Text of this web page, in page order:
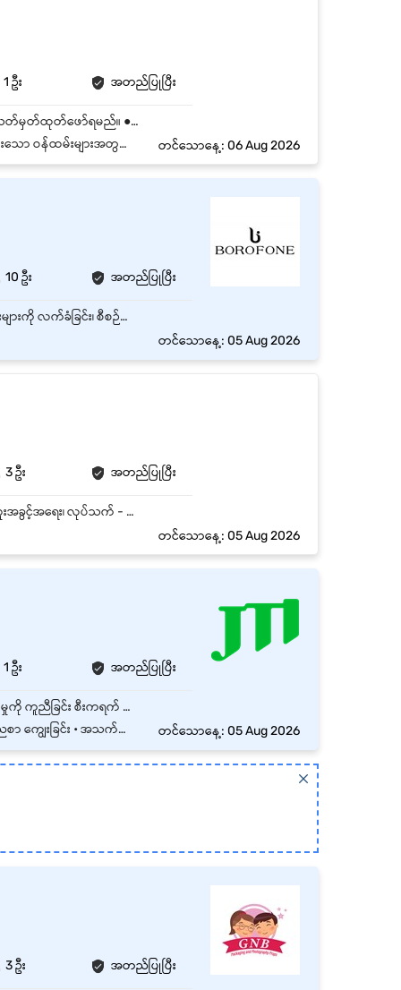
1 ဦး အတည်ပြုပြီး
အဓိကတာဝန်များ ● ထုတ်လုပ်ပြီးသော ပစ္စည်းများ၏ အရည်အသွေးကို စစ်ဆေးပြီး defect များကို သတ်မှတ်ထုတ်ဖော်ရမည်။ ● လုပ်ငန်းစဉ်အလိုက် QC check list များအသုံးပြုကာ စံချိန်စံညွှန်းကိုက်ညီမှု စောင့်ကြည့်ရမည်။ ● ထုတ်လုပ်ရေးအဖွဲ့နှင့်ညှိနှိုင်းကာ အမှားများကို အချိန်မီပြန်လည်ပြင်ဆင်စေရမည်။ ● ပြဿနာများ၊ စစ်ဆေးမှုရလဒ်များနှင့် ပြန်လည်ပြင်ဆင်မှုများကို မှတ်တမ်းတင်တင်ပြရမည်။ ● လုပ်ငန်းခွင်သန့်ရှင်းမှု၊ စည်းကမ်းလိုက်နာမှုနှင့် အရည်အသွေးတိုးတက်ရေးကို ပံ့ပိုးရမည်။
းခြင်း တနင်္ဂနွေနေ့တိုင်း ပိတ်သည်။ တင်သောနေ့: 06 Aug 2026
10 ဦး အတည်ပြုပြီး
- Store အတွင်းရှိ ပစ္စည်းများကိုမှန်ကန်စွ ာစာရင်းရေးသွင်းနိုင်ရမည်။ - Store အတွင်းရှိ ကုန်ပစ္စည်းများကို လက်ခံခြင်း၊ စီစဉ်ထားရှိခြင်းနှင့် သန့်ရှင်းသပ်ရပ်စွာ ထိန်းသိမ်းခြင်း။
တင်သောနေ့: 05 Aug 2026
3 ဦး အတည်ပြုပြီး
ချမ်းအေးသာဇံ၊ Mandalayတွင်ရှိသော Full Time အော်ဒါပစ္စည်းထုတ် ရာထူး 1 နေရာစာအတွက် အထူးအခွင့်အရေး၊ လုပ်သက် - Entry Level နှင့် Monthly လစာကောင်းကောင်းပေးမည်။
တင်သောနေ့: 05 Aug 2026
1 ဦး အတည်ပြုပြီး
စီးကရက်ထုတ်လုပ်သည့်စက် Maker နှင့် ထုပ်ပိုးစက် Packer များကိုထိန်းသိမ်း၍ စက်များလည်ပတ်မှုကို ကူညီခြင်း စီးကရက် Maker စက်ထဲသို့ ဆေးရွက်ကြီးထည့်ပေးခြင်းနှင့် စီးကရက်ဘူးများ ထုပ်ပိုးခြင်းတွင် ကူညီပေးခြင်း စက်များကို ပုံမှန်သန့်ရှင်းခြင်းနှင့် Maker/Packer လိုင်းများ၊ စက်ဧရိယာများနှင့် အလုပ်နေရာများကို သန့်ရှင်းရေးဆောင်ရွက်ခြင်း စက်မောင်းသမားများကို ကူညီ၍ စက်လည်ပတ်မှုထိရောက်စေရန်နှင့် ထုတ်ကုန်အရည်အသွေးကောင်းမွန်စေရန်ကူညီခြင်း လိုအပ်ပါက ပစ္စည်းအသစ်တပ်ဆင်ခြင်းနှင့် ရွှေ့ပြောင်းမှုကို ကူညီခြင်း
န်းမာရေးအာမခံထားရှိပေးခြင်း တင်သောနေ့: 05 Aug 2026
3 ဦး အတည်ပြုပြီး